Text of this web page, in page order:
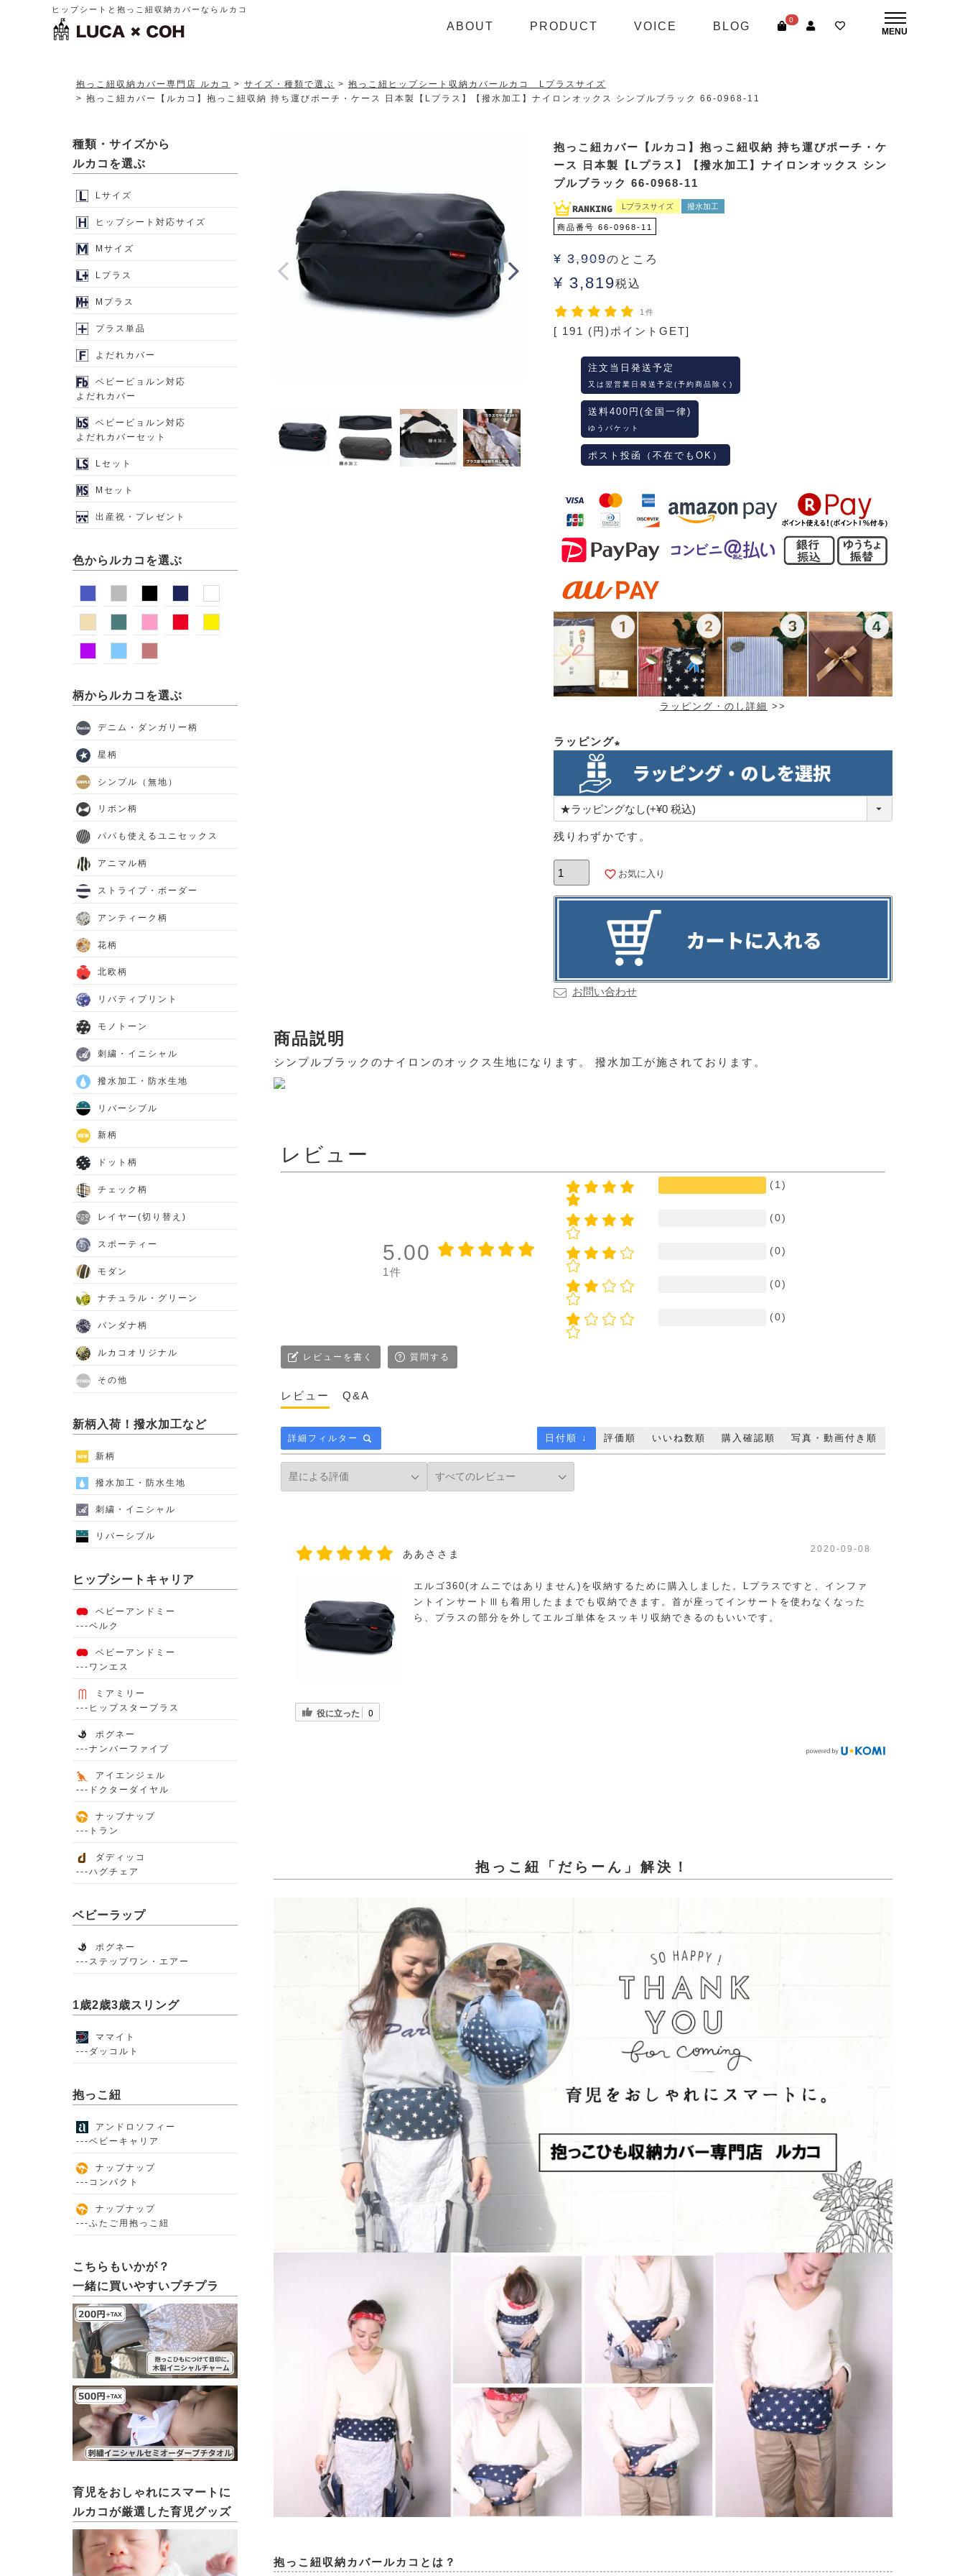
ヒップシートと抱っこ紐収納カバーならルカコ
ABOUT PRODUCT VOICE BLOG
0
抱っこ紐収納カバー専門店 ルカコ サイズ・種類で選ぶ
抱っこ紐ヒップシート収納カバールカコ Lプラスサイズ
抱っこ紐カバー【ルカコ】抱っこ紐収納 持ち運びポーチ・ケース 日本製【Lプラス】【撥水加工】ナイロンオックス シンプルブラック 66-0968-11
抱っこ紐カバー【ルカコ】抱っこ紐収納 持ち運びポーチ・ケ
ース 日本製【Lプラス】【撥水加工】ナイロンオックス シン
プルブラック 66-0968-11
Lプラスサイズ 撥水加工
商品番号 66-0968-11
¥ 3,909のところ
¥ 3,819税込
1件
[ 191 (円)ポイントGET]
注文当日発送予定
又は翌営業日発送予定(予約商品除く)
送料400円(全国一律)
ゆうパケット
ポスト投函（不在でもOK）
ラッピング・のし詳細 >>
ラッピング
残りわずかです。
お気に入り
お問い合わせ
商品説明
シンプルブラックのナイロンのオックス生地になります。 撥水加工が施されております。
レビュー
5.00
1件
(1)
(0)
(0)
(0)
(0)
レビューを書く 質問する
レビュー Q&A
詳細フィルター 日付順 ↓ 評価順 いいね数順 購入確認順 写真・動画付き順
ああささま 2020-09-08
エルゴ360(オムニではありません)を収納するために購入しました。Lプラスですと、インファ
ントインサートⅢも着用したままでも収納できます。首が座ってインサートを使わなくなった
ら、プラスの部分を外してエルゴ単体をスッキリ収納できるのもいいです。
役に立った 0
抱っこ紐「だらーん」解決！
抱っこ紐収納カバールカコとは？
種類・サイズから
ルカコを選ぶ
Lサイズ
ヒップシート対応サイズ
Mサイズ
Lプラス
Mプラス
プラス単品
よだれカバー
ベビービョルン対応
よだれカバー
ベビービョルン対応
よだれカバーセット
Lセット
Mセット
出産祝・プレゼント
色からルカコを選ぶ
柄からルカコを選ぶ
デニム・ダンガリー柄
星柄
シンプル（無地）
リボン柄
パパも使えるユニセックス
アニマル柄
ストライプ・ボーダー
アンティーク柄
花柄
北欧柄
リバティプリント
モノトーン
刺繍・イニシャル
撥水加工・防水生地
リバーシブル
新柄
ドット柄
チェック柄
レイヤー(切り替え)
スポーティー
モダン
ナチュラル・グリーン
バンダナ柄
ルカコオリジナル
その他
新柄入荷！撥水加工など
新柄
撥水加工・防水生地
刺繍・イニシャル
リバーシブル
ヒップシートキャリア
ベビーアンドミー
---ベルク
ベビーアンドミー
---ワンエス
ミアミリー
---ヒップスタープラス
ポグネー
---ナンバーファイブ
アイエンジェル
---ドクターダイヤル
ナップナップ
---トラン
ダディッコ
---ハグチェア
ベビーラップ
ポグネー
---ステップワン・エアー
1歳2歳3歳スリング
ママイト
---ダッコルト
抱っこ紐
アンドロソフィー
---ベビーキャリア
ナップナップ
---コンパクト
ナップナップ
---ふたご用抱っこ紐
こちらもいかが？
一緒に買いやすいプチプラ
育児をおしゃれにスマートに
ルカコが厳選した育児グッズ